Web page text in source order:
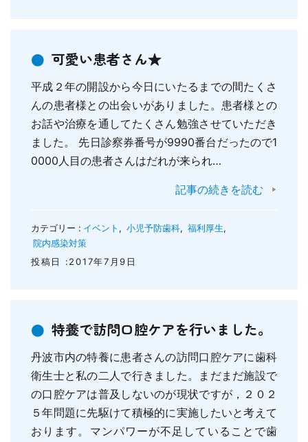
可愛い患者さん★
平成２年の開設から今日にいたるまでの間たくさ
んの患者様との出会いがありました。患者様との
お話や治療を通してたくさん勉強させていただき
ました。 先日診察券番号が9990番台だったので1
0000人目の患者さんはだれが来られ…
記事の続きを読む
カテゴリー : イベント , 小児予防歯科, 福利厚生,
院内感染対策
投稿日 :2017年7月9日
特養で訪問口腔ケアを行いました。
丹波市内の特養に患者さんの訪問口腔ケアに歯科
衛生士と私の二人で行きました。まだまだ施設で
の口腔ケアは普及しないのが現状ですが，２０２
５年問題に先駆けて積極的に実施したいと考えて
おります。マンパワーが不足していることで歯